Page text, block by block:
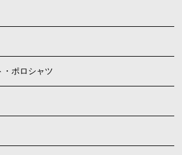
・ポロシャツ